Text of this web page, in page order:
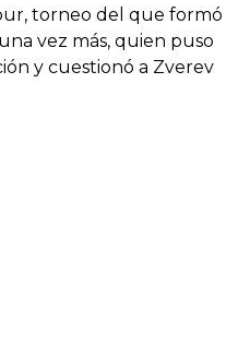
torneo del que formó
vez más, quien puso
y cuestionó a Zverev